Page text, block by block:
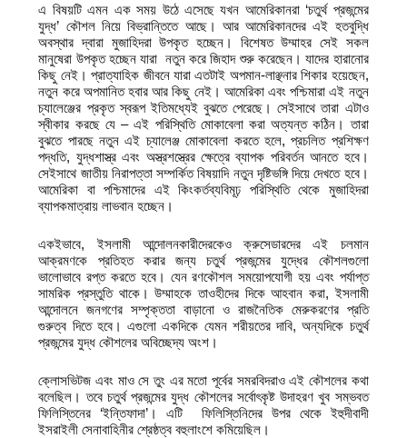
এ বিষয়টি এমন এক সময় উঠে এসেছে যখন আমেরিকানরা ‘চতুর্থ প্রজন্মের
যুদ্ধ’ কৌশল নিয়ে বিভ্রান্তিতে আছে। আর আমেরিকানদের এই হতবুদ্ধি
অবস্থার দ্বারা মুজাহিদরা উপকৃত হচ্ছেন। বিশেষত উম্মাহর সেই সকল
মানুষেরা উপকৃত হচ্ছেন যারা নতুন করে জিহাদ শুরু করেছেন। যাদের হারানোর
কিছু নেই। প্রাত্যাহিক জীবনে যারা এতটাই অপমান-লাঞ্ছনার শিকার হয়েছেন,
নতুন করে অপমানিত হবার আর কিছু নেই। আমেরিকা এবং পশ্চিমারা এই নতুন
চ্যালেঞ্জের প্রকৃত স্বরূপ ইতিমধ্যেই বুঝতে পেরেছে। সেইসাথে তারা এটাও
স্বীকার করছে যে – এই পরিস্থিতি মোকাবেলা করা অত্যন্ত কঠিন। তারা
বুঝতে পারছে নতুন এই চ্যালেঞ্জ মোকাবেলা করতে হলে, প্রচলিত প্রশিক্ষণ
পদ্ধতি, যুদ্ধশাস্ত্র এবং অস্ত্রশস্ত্রের ক্ষেত্রে ব্যাপক পরিবর্তন আনতে হবে।
সেইসাথে জাতীয় নিরাপত্তা সম্পর্কিত বিষয়াদি নতুন দৃষ্টিভঙ্গি দিয়ে দেখতে হবে।
আমেরিকা বা পশ্চিমাদের এই কিংকর্তব্যবিমূঢ় পরিস্থিতি থেকে মুজাহিদরা
ব্যাপকমাত্রায় লাভবান হচ্ছেন।
একইভাবে, ইসলামী আন্দোলনকারীদেরকেও ক্রুসেডারদের এই চলমান
আক্রমণকে প্রতিহত করার জন্য চতুর্থ প্রজন্মের যুদ্ধের কৌশলগুলো
ভালোভাবে রপ্ত করতে হবে। যেন রণকৌশল সময়োপযোগী হয় এবং পর্যাপ্ত
সামরিক প্রস্তুতি থাকে। উম্মাহকে তাওহীদের দিকে আহবান করা, ইসলামী
আন্দোলনে জনগণের সম্পৃক্ততা বাড়ানো ও রাজনৈতিক মেরুকরণের প্রতি
গুরুত্ব দিতে হবে। এগুলো একদিকে যেমন শরীয়তের দাবি, অন্যদিকে চতুর্থ
প্রজন্মের যুদ্ধ কৌশলের অবিচ্ছেদ্য অংশ।
ক্লোসভিটজ এবং মাও সে তুং এর মতো পূর্বের সমরবিদরাও এই কৌশলের কথা
বলেছিল। তবে চতুর্থ প্রজন্মের যুদ্ধ কৌশলের সর্বোৎকৃষ্ট উদাহরণ খুব সম্ভবত
ফিলিস্তিনের ‘ইন্তিফাদা’। এটি ফিলিস্তিনিদের উপর থেকে ইহুদীবাদী
ইসরাইলী সেনাবাহিনীর শ্রেষ্ঠত্ব বহুলাংশে কমিয়েছিল।